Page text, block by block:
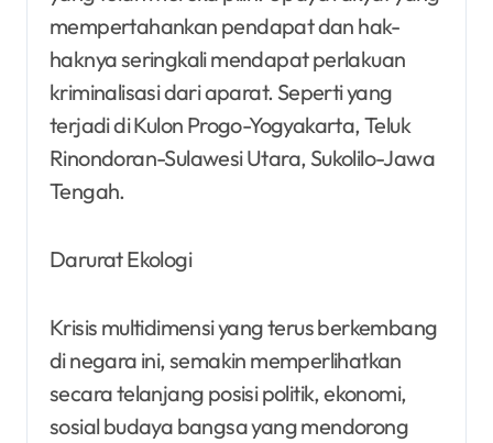
mempertahankan pendapat dan hak-
haknya seringkali mendapat perlakuan
kriminalisasi dari aparat. Seperti yang
terjadi di Kulon Progo-Yogyakarta, Teluk
Rinondoran-Sulawesi Utara, Sukolilo-Jawa
Tengah.
Darurat Ekologi
Krisis multidimensi yang terus berkembang
di negara ini, semakin memperlihatkan
secara telanjang posisi politik, ekonomi,
sosial budaya bangsa yang mendorong